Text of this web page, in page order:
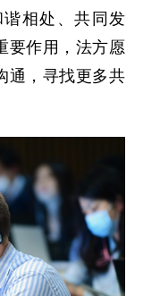
相处、共同发
要作用，法方愿
通，寻找更多共